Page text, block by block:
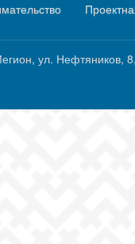
ул. Нефтяников,